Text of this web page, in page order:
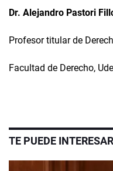
Dr. Alejandro Pastori
Profesor titular de
Facultad de Derecho,
TE PUEDE INTERESAR